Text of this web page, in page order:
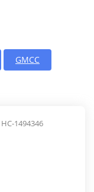
GMCC
НС-1494346